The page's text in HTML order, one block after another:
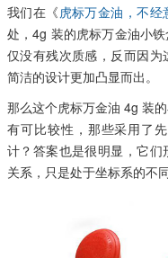
我们在《虎标万金油，不经
处，4g 装的虎标万金油小
仅没有残次质感，反而因
简洁的设计更加凸显而出。
那么这个虎标万金油 4g 装
有可比较性，那些采用了
计？答案也是很明显，它
关系，只是处于坐标系的不